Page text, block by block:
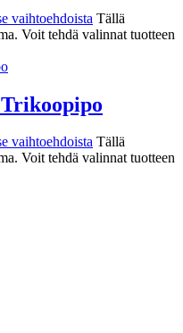
vaihtoehdoista Tällä
Voit tehdä valinnat tuotteen
vaihtoehdoista Tällä
Voit tehdä valinnat tuotteen